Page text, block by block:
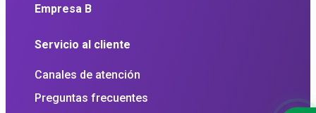
Empresa B
Servicio al cliente
Canales de atención
Preguntas frecuentes